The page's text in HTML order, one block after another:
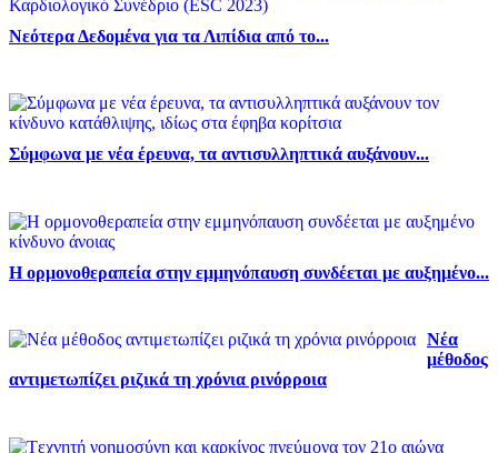
Νεότερα Δεδομένα για τα Λιπίδια από το...
Σύμφωνα με νέα έρευνα, τα αντισυλληπτικά αυξάνουν...
Η ορμονοθεραπεία στην εμμηνόπαυση συνδέεται με αυξημένο...
Νέα
μέθοδος
αντιμετωπίζει ριζικά τη χρόνια ρινόρροια